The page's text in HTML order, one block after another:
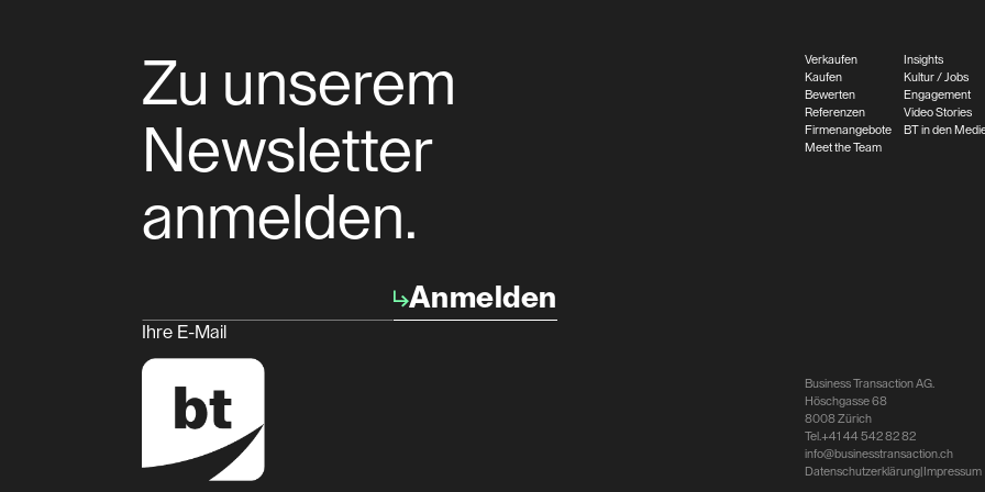
Zu unserem
Newsletter
anmelden.
Ihre E-Mail
Anmelden
Verkaufen
Kaufen
Bewerten
Referenzen
Firmenangebote
Meet the Team
Insights
Kultur / Jobs
Engagement
Video Stories
BT in den
Business Transaction AG.
Höschgasse 68
8008 Zürich
Tel. +41 44 542 82 82
info@businesstransaction.ch
Datenschutzerklärung Impressum